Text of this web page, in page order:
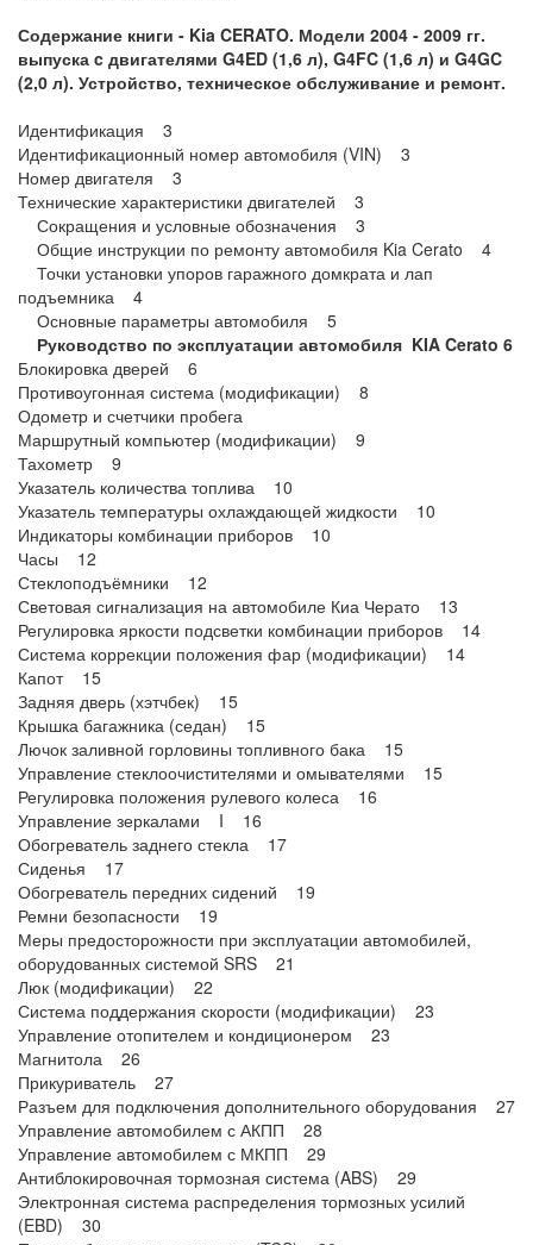
Содержание книги - Kia CERATO. Модели 2004 - 2009 гг.
выпуска c двигателями G4ED (1,6 л), G4FC (1,6 л) и G4GC
(2,0 л). Устройство, техническое обслуживание и ремонт.
Идентификация 3
Идентификационный номер автомобиля (VIN) 3
Номер двигателя 3
Технические характеристики двигателей 3
Сокращения и условные обозначения 3
Общие инструкции по ремонту автомобиля Kia Cerato 4
Точки установки упоров гаражного домкрата и лап
подъемника 4
Основные параметры автомобиля 5
Руководство по эксплуатации автомобиля KIA Cerato 6
Блокировка дверей 6
Противоугонная система (модификации) 8
Одометр и счетчики пробега
Маршрутный компьютер (модификации) 9
Тахометр 9
Указатель количества топлива 10
Указатель температуры охлаждающей жидкости 10
Индикаторы комбинации приборов 10
Часы 12
Стеклоподъёмники 12
Световая сигнализация на автомобиле Киа Черато 13
Регулировка яркости подсветки комбинации приборов 14
Система коррекции положения фар (модификации) 14
Капот 15
Задняя дверь (хэтчбек) 15
Крышка багажника (седан) 15
Лючок заливной горловины топливного бака 15
Управление стеклоочистителями и омывателями 15
Регулировка положения рулевого колеса 16
Управление зеркалами I 16
Обогреватель заднего стекла 17
Сиденья 17
Обогреватель передних сидений 19
Ремни безопасности 19
Меры предосторожности при эксплуатации автомобилей,
оборудованных системой SRS 21
Люк (модификации) 22
Система поддержания скорости (модификации) 23
Управление отопителем и кондиционером 23
Магнитола 26
Прикуриватель 27
Разъем для подключения дополнительного оборудования 27
Управление автомобилем с АКПП 28
Управление автомобилем с МКПП 29
Антиблокировочная тормозная система (ABS) 29
Электронная система распределения тормозных усилий
(EBD) 30